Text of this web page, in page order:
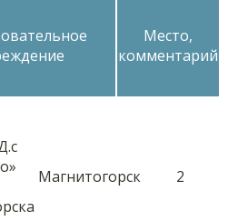
Место,
комментарий
Магнитогорск 2